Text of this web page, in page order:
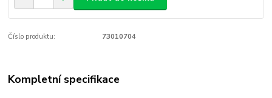
Číslo produktu: 73010704
Kompletní specifikace